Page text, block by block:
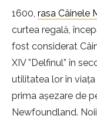
1600, rasa Câinele
curtea regală,
fost considerat
XIV ”Delfinul” în
utilitatea lor în
prima așezare de
Newfoundland.